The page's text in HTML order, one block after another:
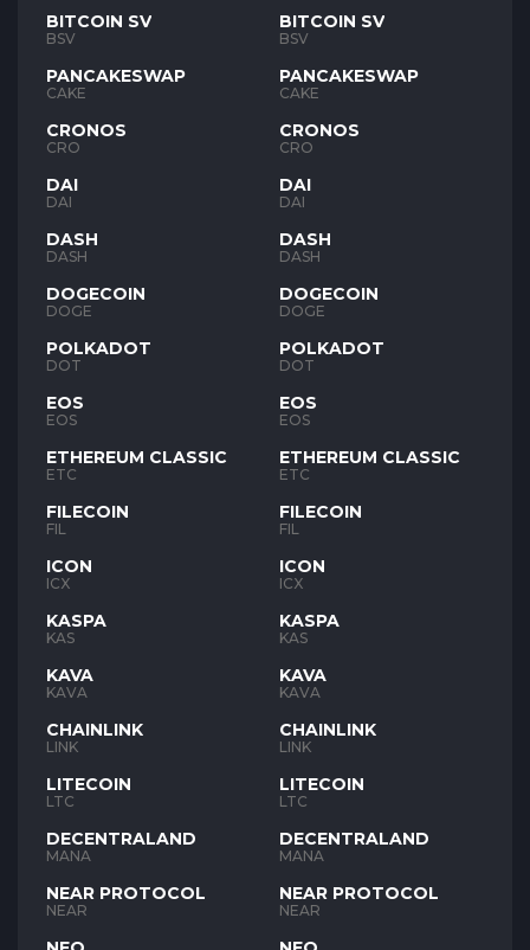
BITCOIN SV
BSV
PANCAKESWAP
CAKE
CRONOS
CRO
DAI
DAI
DASH
DASH
DOGECOIN
DOGE
POLKADOT
DOT
EOS
EOS
ETHEREUM CLASSIC
ETC
FILECOIN
FIL
ICON
ICX
KASPA
KAS
KAVA
KAVA
CHAINLINK
LINK
LITECOIN
LTC
DECENTRALAND
MANA
NEAR PROTOCOL
NEAR
BITCOIN SV
BSV
PANCAKESWAP
CAKE
CRONOS
CRO
DAI
DAI
DASH
DASH
DOGECOIN
DOGE
POLKADOT
DOT
EOS
EOS
ETHEREUM CLASSIC
ETC
FILECOIN
FIL
ICON
ICX
KASPA
KAS
KAVA
KAVA
CHAINLINK
LINK
LITECOIN
LTC
DECENTRALAND
MANA
NEAR PROTOCOL
NEAR